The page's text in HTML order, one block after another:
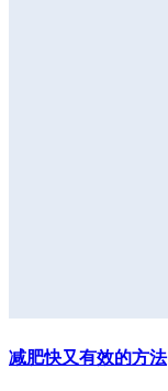
减肥快又有效的方法